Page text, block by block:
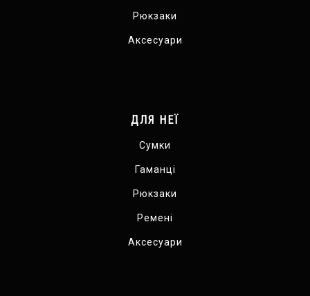
Рюкзаки
Аксесуари
ДЛЯ НЕЇ
Сумки
Гаманці
Рюкзаки
Ремені
Аксесуари